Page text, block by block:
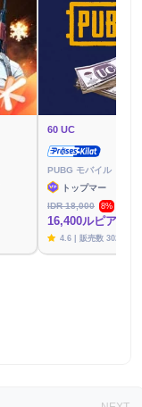
60 UC
PUBG モバイル
トップマー
IDR 18,000
8%
16,400ルピア
4.6 | 販売数 3020